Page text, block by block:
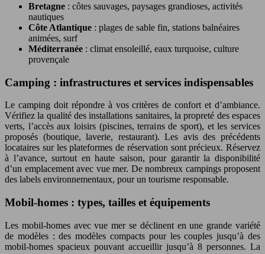
Bretagne : côtes sauvages, paysages grandioses, activités
nautiques
Côte Atlantique : plages de sable fin, stations balnéaires
animées, surf
Méditerranée : climat ensoleillé, eaux turquoise, culture
provençale
Camping : infrastructures et services indispensables
Le camping doit répondre à vos critères de confort et d’ambiance.
Vérifiez la qualité des installations sanitaires, la propreté des espaces
verts, l’accès aux loisirs (piscines, terrains de sport), et les services
proposés (boutique, laverie, restaurant). Les avis des précédents
locataires sur les plateformes de réservation sont précieux. Réservez
à l’avance, surtout en haute saison, pour garantir la disponibilité
d’un emplacement avec vue mer. De nombreux campings proposent
des labels environnementaux, pour un tourisme responsable.
Mobil-homes : types, tailles et équipements
Les mobil-homes avec vue mer se déclinent en une grande variété
de modèles : des modèles compacts pour les couples jusqu’à des
mobil-homes spacieux pouvant accueillir jusqu’à 8 personnes. La